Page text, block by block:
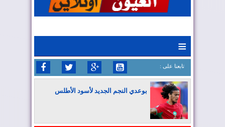
≡
: تابعنا على
بوعدي النجم الجديد لأسود الأطلس